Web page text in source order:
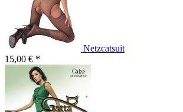
Netzcatsuit
15,00 € *